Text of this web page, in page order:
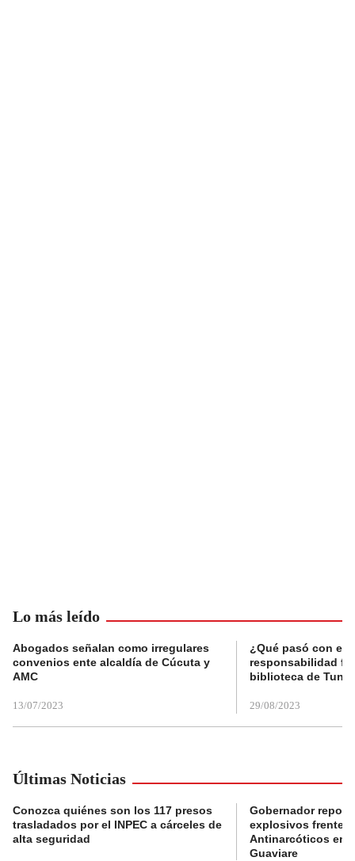
Lo más leído
Abogados señalan como irregulares
convenios ente alcaldía de Cúcuta y
AMC
13/07/2023
¿Qué pasó con el
responsabilidad
biblioteca de
29/08/2023
Últimas Noticias
Conozca quiénes son los 117 presos
trasladados por el INPEC a cárceles de
alta seguridad
Gobernador
explosivos frente a
Antinarcóticos en
Guaviare